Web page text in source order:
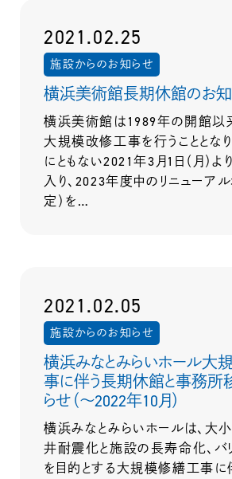
2021.02.25
施設からのお知らせ
横浜美術館長期休館のお
横浜美術館は1989年の開館以
大規模改修工事を行うこととな
にともない2021年3月1日（月）
入り、2023年度中のリニューアル
定）を…
2021.02.05
施設からのお知らせ
横浜みなとみらいホール大
事に伴う長期休館と事務所
らせ（～2022年10月）
横浜みなとみらいホールは、大
井耐震化と施設の長寿命化、バ
を目的とする大規模修繕工事に